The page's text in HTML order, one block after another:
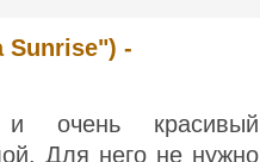
Sunrise") -
и очень красивый
Для него не нужно